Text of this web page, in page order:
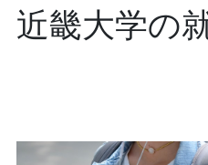
近畿大学の